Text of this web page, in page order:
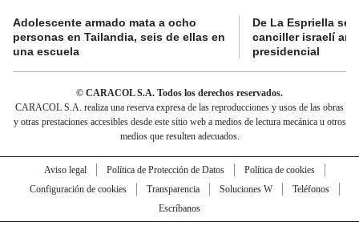
Adolescente armado mata a ocho
personas en Tailandia, seis de ellas en
una escuela
De La Espriella se
canciller israelí
presidencial
© CARACOL S.A. Todos los derechos reservados.
CARACOL S.A. realiza una reserva expresa de las reproducciones y usos de las obras
y otras prestaciones accesibles desde este sitio web a medios de lectura mecánica u otros
medios que resulten adecuados.
Aviso legal Política de Protección de Datos
Política de cookies
Configuración de cookies
Transparencia Soluciones W
Teléfonos
Escríbanos